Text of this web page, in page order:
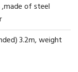
of steel
3.2m, weight